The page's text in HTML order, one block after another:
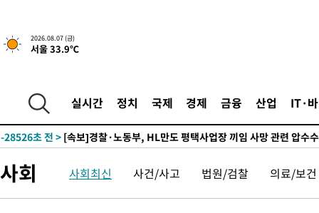
2026.08.07 (금)
서울 33.9℃
실시간 정치 국제 경제 금융 산업 IT·
-13905초 전 >[속보] 뉴욕증시, 일제 하락 마감…나스닥 0.06%↓
-30819초 전 >
[속보]'300억원대 사기 혐의' 차가원 대표 구속 송치
-30013초 전 >
-28526초 전 > [속보]경찰·노동부, HL만도 평택사업장 끼임 사망 관련 압수
압수수색
-28162초 전 >
[속보]원·달러 환율, 오전 9시 1423.8원
-27958초 전 >[속보]삼성전자·SK하이닉스 동반 강보합…1%대 상승 출발
사회 사회최신 사건/사고 법원/검찰 의료/보건